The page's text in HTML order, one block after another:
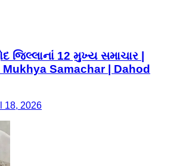
જિલ્લાનાં 12 મુખ્ય સમાચાર |
Samachar | Dahod
18, 2026